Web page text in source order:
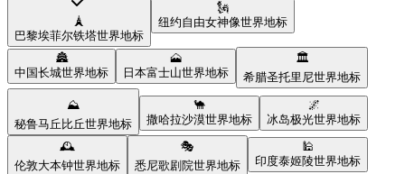
🗼
巴黎埃菲尔铁塔世界地标
🗽
纽约自由女神像世界地标
🏯
中国长城世界地标
🗻
日本富士山世界地标
🏛️
希腊圣托里尼世界地标
⛰️
秘鲁马丘比丘世界地标
🐪
撒哈拉沙漠世界地标
🌌
冰岛极光世界地标
🕰️
伦敦大本钟世界地标
🎭
悉尼歌剧院世界地标
🕌
印度泰姬陵世界地标